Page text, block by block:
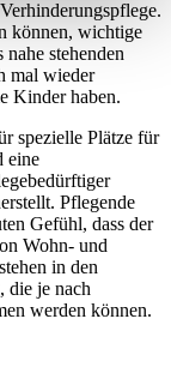
können, wichtige
stehenden
mal wieder
Kinder haben.
spezielle Plätze für
eine
Pflegende
Gefühl, dass der
Wohn- und
in den
die je nach
werden können.